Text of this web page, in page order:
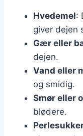
Hvedemel:
giver dejen
Gær eller
dejen.
Vand eller
og smidig.
Smør eller
blødere.